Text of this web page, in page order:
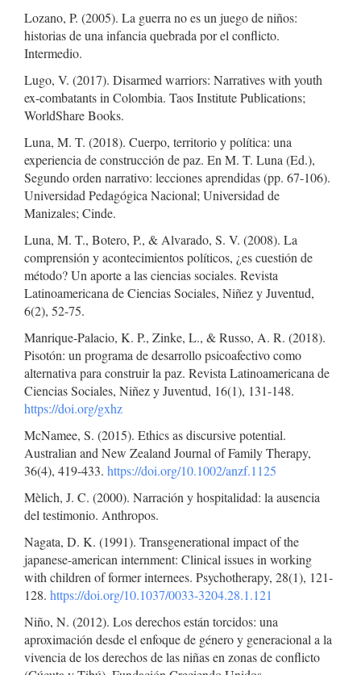
Lozano, P. (2005). La guerra no es un juego de niños:
historias de una infancia quebrada por el conflicto.
Intermedio.
Lugo, V. (2017). Disarmed warriors: Narratives with youth
ex-combatants in Colombia. Taos Institute Publications;
WorldShare Books.
Luna, M. T. (2018). Cuerpo, territorio y política: una
experiencia de construcción de paz. En M. T. Luna (Ed.),
Segundo orden narrativo: lecciones aprendidas (pp. 67-106).
Universidad Pedagógica Nacional; Universidad de
Manizales; Cinde.
Luna, M. T., Botero, P., & Alvarado, S. V. (2008). La
comprensión y acontecimientos políticos, ¿es cuestión de
método? Un aporte a las ciencias sociales. Revista
Latinoamericana de Ciencias Sociales, Niñez y Juventud,
6(2), 52-75.
Manrique-Palacio, K. P., Zinke, L., & Russo, A. R. (2018).
Pisotón: un programa de desarrollo psicoafectivo como
alternativa para construir la paz. Revista Latinoamericana de
Ciencias Sociales, Niñez y Juventud, 16(1), 131-148.
https://doi.org/gxhz
McNamee, S. (2015). Ethics as discursive potential.
Australian and New Zealand Journal of Family Therapy,
36(4), 419-433. https://doi.org/10.1002/anzf.1125
Mèlich, J. C. (2000). Narración y hospitalidad: la ausencia
del testimonio. Anthropos.
Nagata, D. K. (1991). Transgenerational impact of the
japanese-american internment: Clinical issues in working
with children of former internees. Psychotherapy, 28(1), 121-
128. https://doi.org/10.1037/0033-3204.28.1.121
Niño, N. (2012). Los derechos están torcidos: una
aproximación desde el enfoque de género y generacional a la
vivencia de los derechos de las niñas en zonas de conflicto